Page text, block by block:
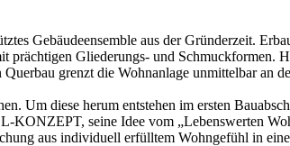
Gebäudeensemble aus der Gründerzeit.
prächtigen Gliederungs- und Schmuckformen.
grenzt die Wohnanlage unmittelbar
Um diese herum entstehen im ersten
KONZEPT, seine Idee vom „Lebenswerten
aus individuell erfülltem Wohngefühl in